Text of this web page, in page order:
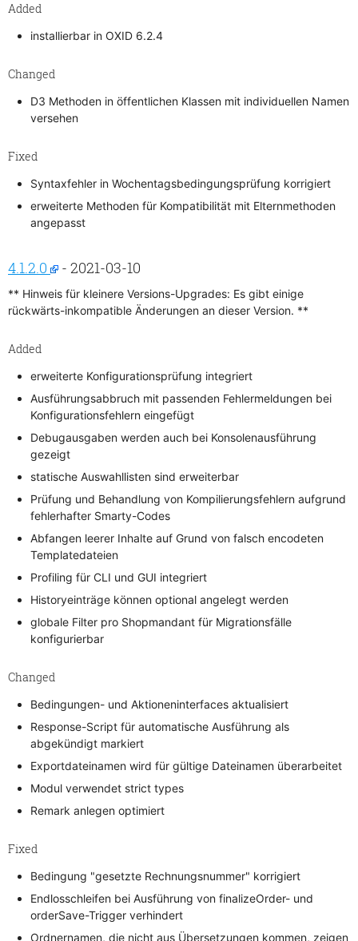
Added
installierbar in OXID 6.2.4
Changed
D3 Methoden in öffentlichen Klassen mit individuellen Namen
versehen
Fixed
Syntaxfehler in Wochentagsbedingungsprüfung korrigiert
erweiterte Methoden für Kompatibilität mit Elternmethoden
angepasst
4.1.2.0 - 2021-03-10
** Hinweis für kleinere Versions-Upgrades: Es gibt einige
rückwärts-inkompatible Änderungen an dieser Version. **
Added
erweiterte Konfigurationsprüfung integriert
Ausführungsabbruch mit passenden Fehlermeldungen bei
Konfigurationsfehlern eingefügt
Debugausgaben werden auch bei Konsolenausführung
gezeigt
statische Auswahllisten sind erweiterbar
Prüfung und Behandlung von Kompilierungsfehlern aufgrund
fehlerhafter Smarty-Codes
Abfangen leerer Inhalte auf Grund von falsch encodeten
Templatedateien
Profiling für CLI und GUI integriert
Historyeinträge können optional angelegt werden
globale Filter pro Shopmandant für Migrationsfälle
konfigurierbar
Changed
Bedingungen- und Aktioneninterfaces aktualisiert
Response-Script für automatische Ausführung als
abgekündigt markiert
Exportdateinamen wird für gültige Dateinamen überarbeitet
Modul verwendet strict types
Remark anlegen optimiert
Fixed
Bedingung "gesetzte Rechnungsnummer" korrigiert
Endlosschleifen bei Ausführung von finalizeOrder- und
orderSave-Trigger verhindert
Ordnernamen, die nicht aus Übersetzungen kommen, zeigen